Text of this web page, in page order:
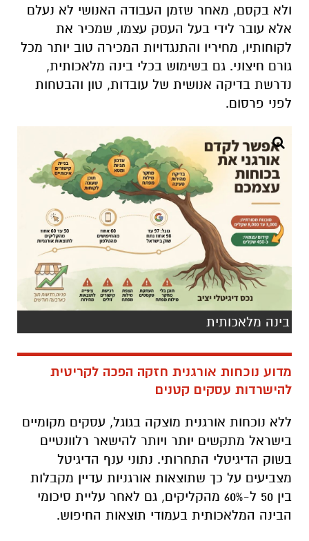
ולא בקסם, מאחר שזמן העבודה האנושי לא נעלם
אלא עובר לידי בעל העסק עצמו, שמכיר את
לקוחותיו, מחיריו והתנגדויות המכירה טוב יותר מכל
גורם חיצוני. גם בשימוש בכלי בינה מלאכותית,
נדרשת בדיקה אנושית של עובדות, טון והבטחות
לפני פרסום.
בינה מלאכותית
מדוע נוכחות אורגנית חזקה הפכה לקריטית
להישרדות עסקים קטנים
ללא נוכחות אורגנית מוצקה בגוגל, עסקים מקומיים
בישראל מתקשים יותר ויותר להישאר רלוונטיים
בשוק הדיגיטלי התחרותי. נתוני ענף הדיגיטל
מצביעים על כך שתוצאות אורגניות עדיין מקבלות
בין 50 ל-60% מהקליקים, גם לאחר עליית סיכומי
הבינה המלאכותית בעמודי תוצאות החיפוש.